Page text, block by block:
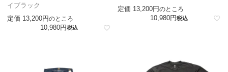
イブラック
定価 13,200 のところ
10,980 税込
定価 13,200 のところ
10,980 税込